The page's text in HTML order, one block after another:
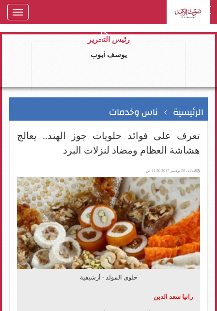
رئيس التحرير
يوسف ايوب
الرئيسية ناس وخدمات
تعرف على فوائد حلويات جوز الهند.. يعالج
هشاشة العظام ومضاد لنزلات البرد
الثلاثاء، 28 نوفمبر 2017 11:30 ص
حلوى المولد - أرشيفية
رانيا سعد الدين